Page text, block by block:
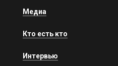
Медиа
Кто есть кто
Интервью